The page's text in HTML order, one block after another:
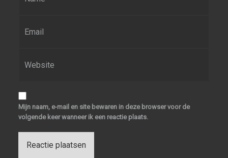
Mijn naam, e-mail en site bewaren in deze browser voor de
volgende keer wanneer ik een reactie plaats.